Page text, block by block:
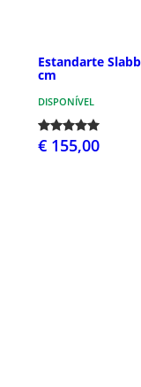
Estandarte
cm
DISPONÍVEL
€ 155,00